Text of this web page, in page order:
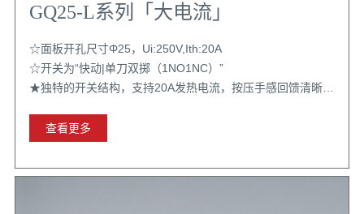
GQ25-L系列「大电流」
☆面板开孔尺寸Φ25，Ui:250V,Ith:20A
☆开关为“快动|单刀双掷（1NO1NC）”
★独特的开关结构，支持20A发热电流，按压手感回馈清晰，
查看更多